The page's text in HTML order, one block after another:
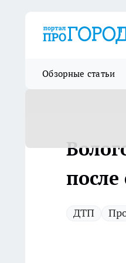
Обзорные статьи
ДТП